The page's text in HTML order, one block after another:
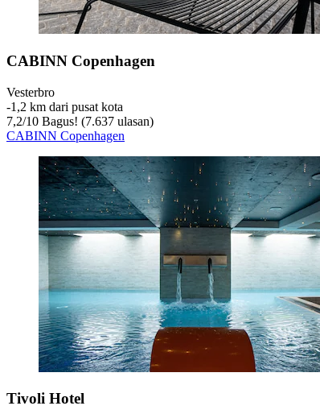
CABINN Copenhagen
Vesterbro
‐1,2 km dari pusat kota
7,2/10 Bagus! (7.637 ulasan)
CABINN Copenhagen
Tivoli Hotel